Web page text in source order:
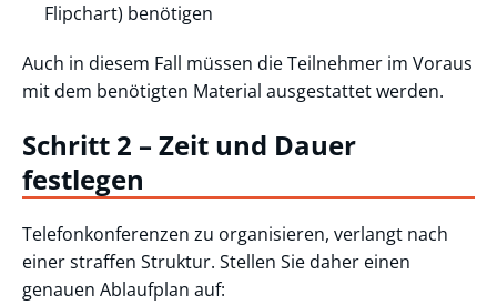
Flipchart) benötigen
Auch in diesem Fall müssen die Teilnehmer im Voraus
mit dem benötigten Material ausgestattet werden.
Schritt 2 – Zeit und Dauer
festlegen
Telefonkonferenzen zu organisieren, verlangt nach
einer straffen Struktur. Stellen Sie daher einen
genauen Ablaufplan auf: